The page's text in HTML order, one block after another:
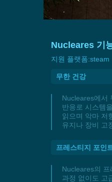
Nucleares 기
지원 플랫폼:steam
무한 건강
Nucleares에서
반응로 시스템
읽으며 악마 저
유지나 장비 고
프레스티지 포인
Nucleares의
과정 없이도 고